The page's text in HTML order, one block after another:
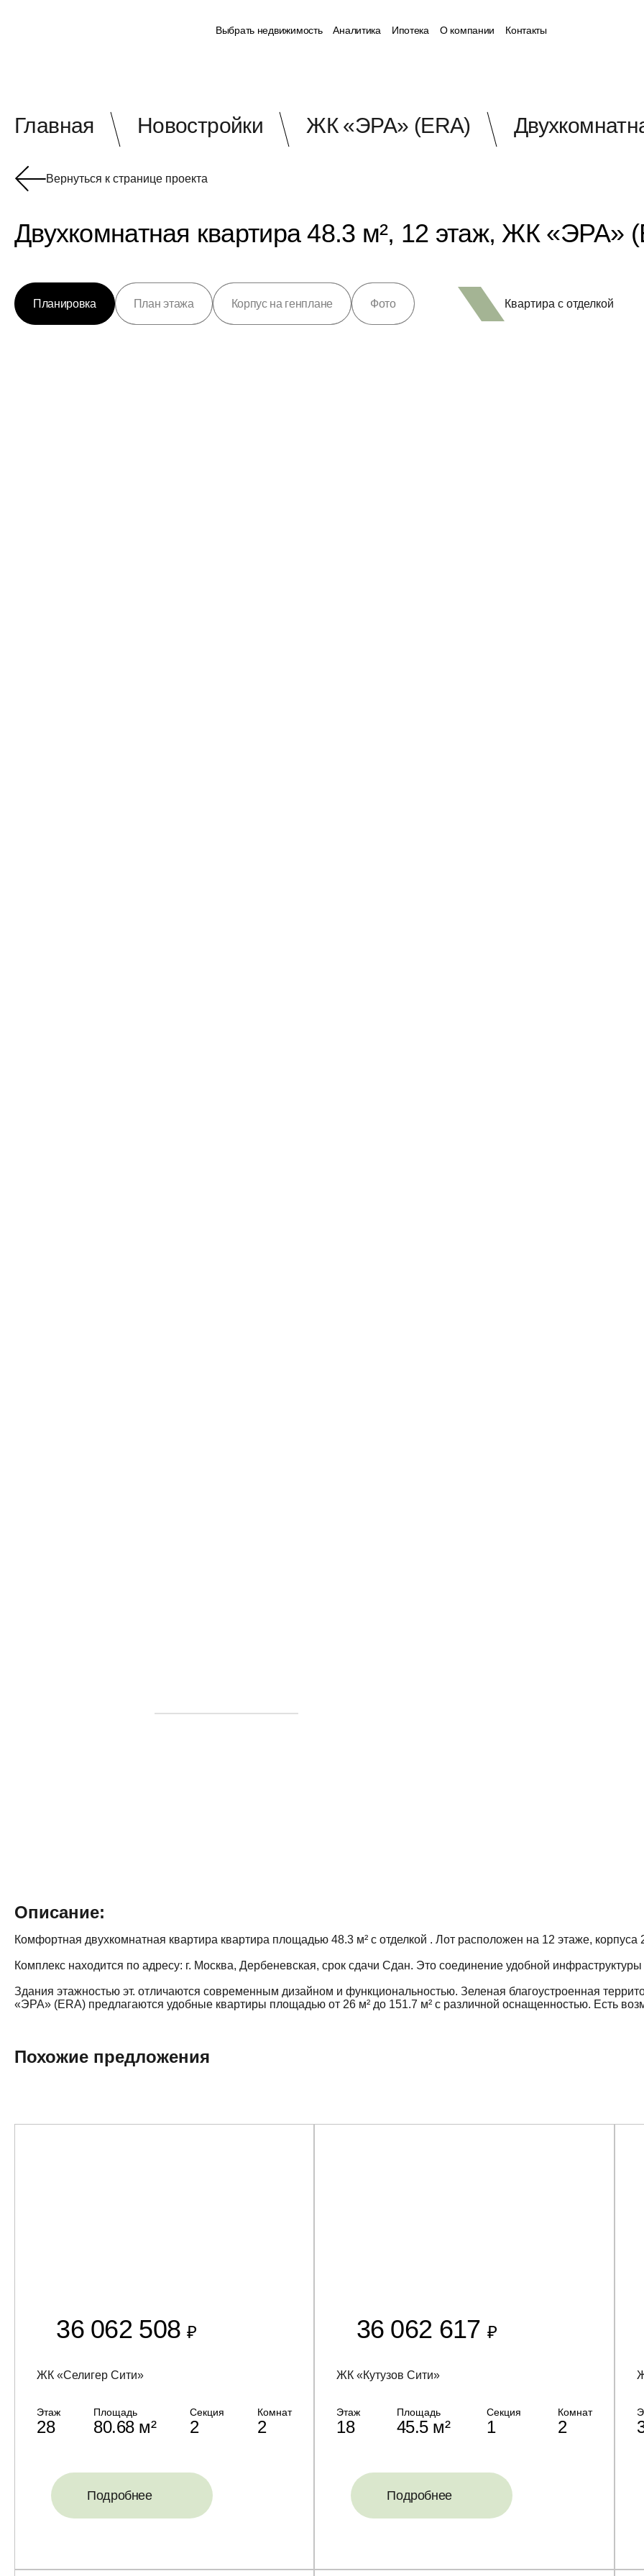
Выбрать недвижимость Аналитика Ипотека О компании Контакты
Главная Новостройки ЖК «ЭРА» (ERA)
Вернуться к странице проекта
Двухкомнатная квартира 48.3 м², 12 этаж, ЖК «ЭРА»
Планировка План этажа Корпус на генплане Фото Квартира с отделкой
Описание:
Комфортная двухкомнатная квартира квартира площадью 48.3 м² с отделкой . Лот расположен на 12 этаже,
Комплекс находится по адресу: г. Москва, Дербеневская, срок сдачи Сдан. Это соединение удобной
Здания этажностью эт. отличаются современным дизайном и функциональностью. Зеленая благоустроенная
«ЭРА» (ERA) предлагаются удобные квартиры площадью от 26 м² до 151.7 м² с различной оснащенностью. Есть
Похожие предложения
36 062 508₽
ЖК «Селигер Сити»
Этаж
28
Площадь
80.68 м²
Секция
2
Комнат
2
Подробнее
36 062 617 ₽
ЖК «Кутузов Сити»
Этаж
18
Площадь
45.5 м²
Секция
1
Комнат
2
Подробнее